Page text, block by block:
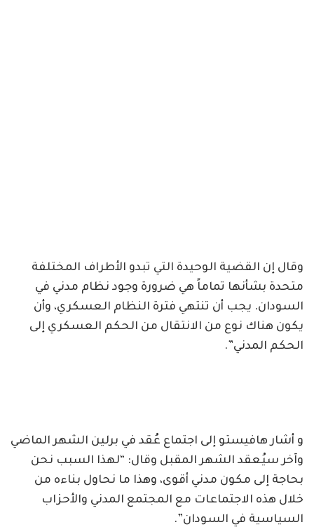
وقال إن القضية الوحيدة التي تبدو الأطراف المختلفة
متحدة بشأنها تماماً هي ضرورة وجود نظام مدني في
السودان. يجب أن تنتهي فترة النظام العسكري، وأن
يكون هناك نوع من الانتقال من الحكم العسكري إلى
الحكم المدني”.
و أشار هافيستو إلى اجتماع عُقد في برلين الشهر الماضي
وآخر سيُعقد الشهر المقبل وقال: “لهذا السبب نحن
بحاجة إلى مكون مدني أقوى، وهذا ما نحاول بناءه من
خلال هذه الاجتماعات مع المجتمع المدني والأحزاب
السياسية في السودان”.